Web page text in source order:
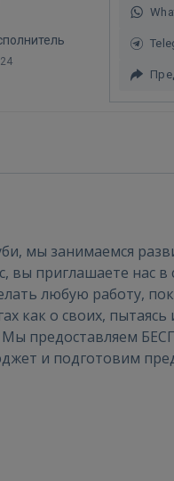
мы занимаемся
вы приглашаете нас
любую работу,
как о своих, пытаясь
Мы предоставляем
и подготовим